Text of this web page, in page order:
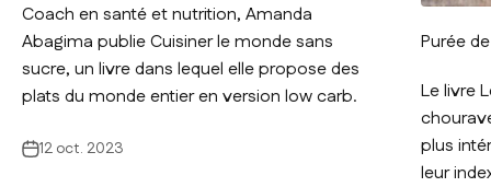
Coach en santé et nutrition, Amanda
Abagima publie Cuisiner le monde sans
sucre, un livre dans lequel elle propose des
plats du monde entier en version low carb.
12 oct. 2023
Purée
Le livre
plus
leur